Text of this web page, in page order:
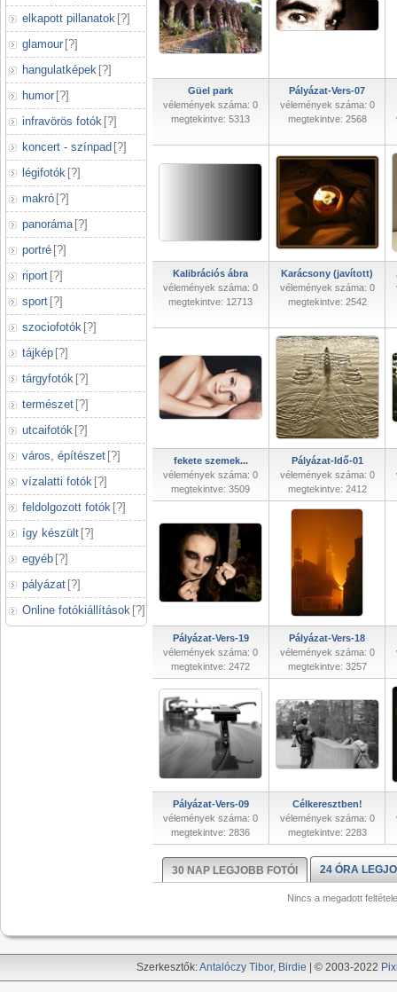
elkapott pillanatok [?]
glamour [?]
hangulatképek [?]
humor [?]
infravörös fotók [?]
koncert - színpad [?]
légifotók [?]
makró [?]
panoráma [?]
portré [?]
riport [?]
sport [?]
szociofotók [?]
tájkép [?]
tárgyfotók [?]
természet [?]
utcaifotók [?]
város, építészet [?]
vízalatti fotók [?]
feldolgozott fotók [?]
így készült [?]
egyéb [?]
pályázat [?]
Online fotókiállítások [?]
Güel park
vélemények száma: 0
megtekintve: 5313
Pályázat-Vers-07
vélemények száma: 0
megtekintve: 2568
Kalibrációs ábra
vélemények száma: 0
megtekintve: 12713
Karácsony (javított)
vélemények száma: 0
megtekintve: 2542
fekete szemek...
vélemények száma: 0
megtekintve: 3509
Pályázat-Idő-01
vélemények száma: 0
megtekintve: 2412
Pályázat-Vers-19
vélemények száma: 0
megtekintve: 2472
Pályázat-Vers-18
vélemények száma: 0
megtekintve: 3257
Pályázat-Vers-09
vélemények száma: 0
megtekintve: 2836
Célkeresztben!
vélemények száma: 0
megtekintve: 2283
30 NAP LEGJOBB FOTÓI 24 ÓRA
Nincs a megadott
Szerkesztők:Antalóczy Tibor, Birdie | © 2003-2022